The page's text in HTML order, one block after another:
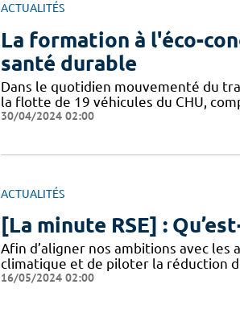
ACTUALITÉS
La formation à l'éco-
santé durable
Dans le quotidien mouvementé du
la flotte de 19 véhicules du CHU,
30/04/2024 02:00
ACTUALITÉS
[La minute RSE] :
Afin d’aligner nos ambitions avec
climatique et de piloter la réduction
16/05/2024 02:00